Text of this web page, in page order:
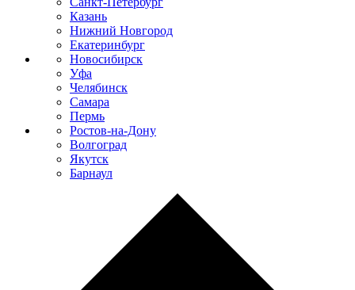
Казань
Нижний Новгород
Екатеринбург
Новосибирск
Уфа
Челябинск
Самара
Пермь
Ростов-на-Дону
Волгоград
Якутск
Барнаул